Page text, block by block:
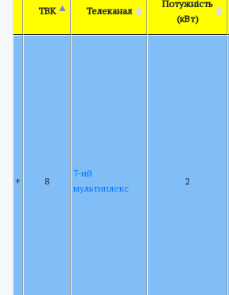
ТВК Телеканал
Потужність
(кВт)
+ 8
7-ий
мультиплекс
2